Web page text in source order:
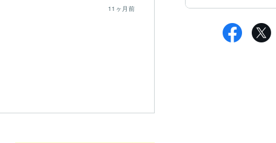
11ヶ月前